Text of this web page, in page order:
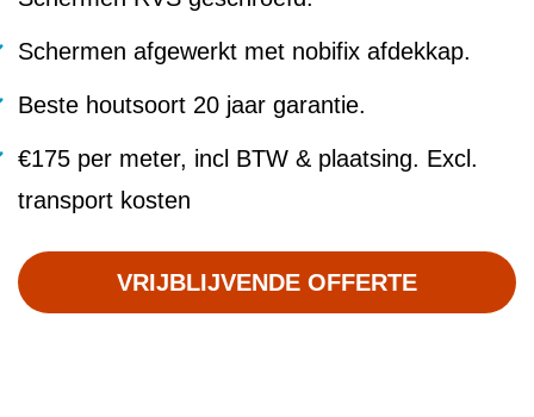
Schermen afgewerkt met nobifix afdekkap.
Beste houtsoort 20 jaar garantie.
€175 per meter, incl BTW & plaatsing. Excl.
transport kosten
VRIJBLIJVENDE OFFERTE